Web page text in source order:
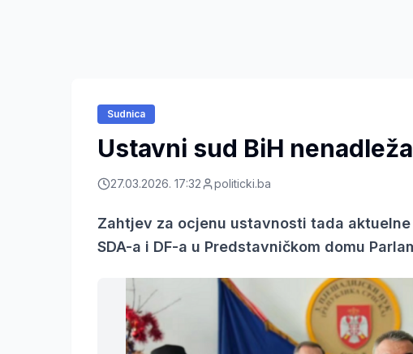
Sudnica
Ustavni sud BiH
27.03.2026. 17:32 politicki.ba
Zahtjev za ocjenu ustavnosti tada
SDA-a i DF-a u Predstavničkom domu